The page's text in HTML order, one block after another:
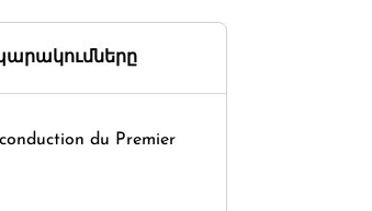
du Premier